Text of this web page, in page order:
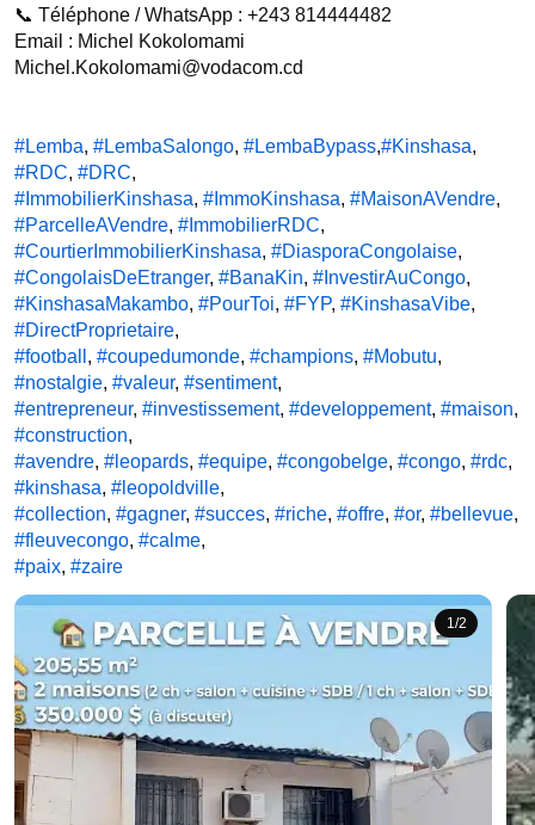
📞 Téléphone / WhatsApp : +243 814444482
Email : Michel Kokolomami
Michel.Kokolomami@vodacom.cd
#Lemba, #LembaSalongo, #LembaBypass,#Kinshasa
#RDC, #DRC
#ImmobilierKinshasa, #ImmoKinshasa, #MaisonAVendre
#ParcelleAVendre, #ImmobilierRDC
#CourtierImmobilierKinshasa, #DiasporaCongolaise
#CongolaisDeEtranger, #BanaKin, #InvestirAuCongo
#KinshasaMakambo, #PourToi, #FYP, #KinshasaVibe
#DirectProprietaire
#football , #coupedumonde, #champions, #Mobutu
#nostalgie, #valeur, #sentiment
#entrepreneur, #investissement, #developpement, #maison
#construction
#avendre, #leopards, #equipe, #congobelge, #congo, #rdc
#kinshasa, #leopoldville
#collection, #gagner, #succes, #riche, #offre, #or, #bellevue
#fleuvecongo, #calme
#paix, #zaire
1/2